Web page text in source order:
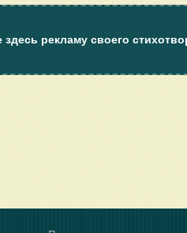
здесь рекламу своего